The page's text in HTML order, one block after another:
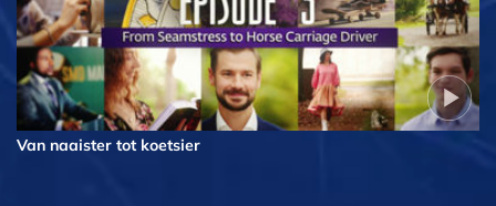
Van naaister tot koetsier